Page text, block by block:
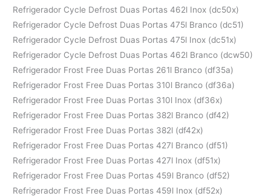
Refrigerador Cycle Defrost Duas Portas 462l Inox (dc50x)
Refrigerador Cycle Defrost Duas Portas 475l Branco (dc51)
Refrigerador Cycle Defrost Duas Portas 475l Inox (dc51x)
Refrigerador Cycle Defrost Duas Portas 462l Branco (dcw50)
Refrigerador Frost Free Duas Portas 261l Branco (df35a)
Refrigerador Frost Free Duas Portas 310l Branco (df36a)
Refrigerador Frost Free Duas Portas 310l Inox (df36x)
Refrigerador Frost Free Duas Portas 382l Branco (df42)
Refrigerador Frost Free Duas Portas 382l (df42x)
Refrigerador Frost Free Duas Portas 427l Branco (df51)
Refrigerador Frost Free Duas Portas 427l Inox (df51x)
Refrigerador Frost Free Duas Portas 459l Branco (df52)
Refrigerador Frost Free Duas Portas 459l Inox (df52x)